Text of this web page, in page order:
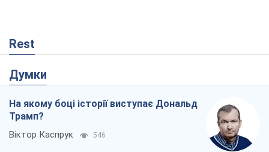
Rest
Думки
На якому боці історії виступає Дональд
Трамп?
Віктор Каспрук 546